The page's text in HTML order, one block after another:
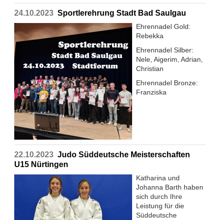
24.10.2023 Sportlerehrung Stadt Bad Saulgau
Ehrennadel Gold:
Rebekka
Ehrennadel Silber:
Nele, Aigerim, Adrian,
Christian
Ehrennadel Bronze:
Franziska
22.10.2023 Judo Süddeutsche Meisterschaften
U15 Nürtingen
Katharina und
Johanna Barth haben
sich durch Ihre
Leistung für die
Süddeutsche